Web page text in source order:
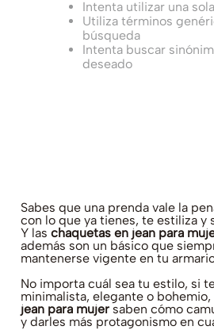
Intenta utilizar una
Utiliza términos
búsqueda
Intenta buscar
deseado
Sabes que una prenda vale la
con lo que ya tienes, te estiliza y
Y laschaquetas en jean para
además son un básico que
mantenerse vigente en tu
No importa cuál sea tu estilo, si
minimalista, elegante o
jean para mujer saben cómo
y darles más protagonismo en